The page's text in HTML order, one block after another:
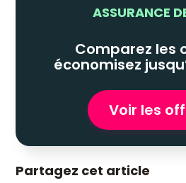
ASSURANCE
Comparez les
économisez
Voir les
Partagez cet article